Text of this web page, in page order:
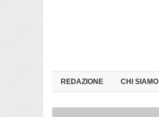
REDAZIONE CHI SIAMO